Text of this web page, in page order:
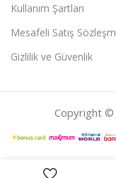
Kullanım Şartları
Mesafeli Satış
Gizlilik ve Güvenlik
Copyright ©